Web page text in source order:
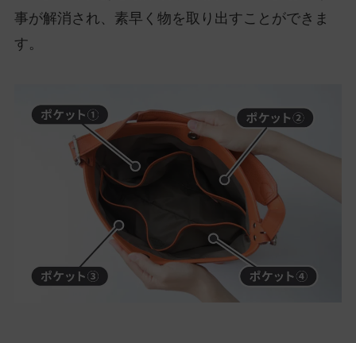
事が解消され、素早く物を取り出すことができま
す。